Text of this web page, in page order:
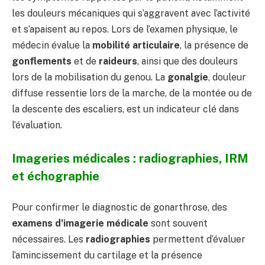
les douleurs mécaniques qui s’aggravent avec l’activité
et s’apaisent au repos. Lors de l’examen physique, le
médecin évalue la mobilité articulaire, la présence de
gonflements et de raideurs, ainsi que des douleurs
lors de la mobilisation du genou. La gonalgie, douleur
diffuse ressentie lors de la marche, de la montée ou de
la descente des escaliers, est un indicateur clé dans
l’évaluation.
Imageries médicales : radiographies, IRM
et échographie
Pour confirmer le diagnostic de gonarthrose, des
examens d’imagerie médicale sont souvent
nécessaires. Les radiographies permettent d’évaluer
l’amincissement du cartilage et la présence